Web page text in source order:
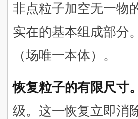
非点粒子加空无一物
实在的基本组成部分
（场唯一本体）。
恢复粒子的有限尺寸。
级。这一恢复立即消